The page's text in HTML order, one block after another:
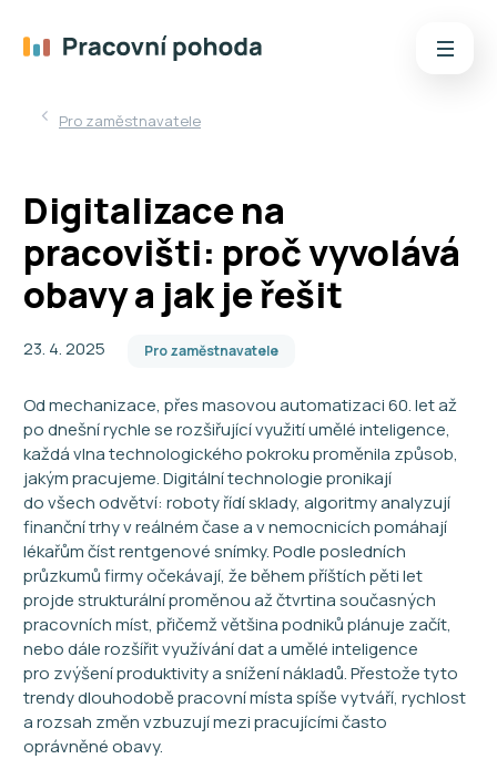
Pro zaměstnavatele
Digitalizace na
pracovišti: proč vyvolává
obavy a jak je řešit
23. 4. 2025 Pro zaměstnavatele
Od mechanizace, přes masovou automatizaci 60. let až
po dnešní rychle se rozšiřující využití umělé inteligence,
každá vlna technologického pokroku proměnila způsob,
jakým pracujeme. Digitální technologie pronikají
do všech odvětví: roboty řídí sklady, algoritmy analyzují
finanční trhy v reálném čase a v nemocnicích pomáhají
lékařům číst rentgenové snímky. Podle posledních
průzkumů firmy očekávají, že během příštích pěti let
projde strukturální proměnou až čtvrtina současných
pracovních míst, přičemž většina podniků plánuje začít,
nebo dále rozšířit využívání dat a umělé inteligence
pro zvýšení produktivity a snížení nákladů. Přestože tyto
trendy dlouhodobě pracovní místa spíše vytváří, rychlost
a rozsah změn vzbuzují mezi pracujícími často
oprávněné obavy.